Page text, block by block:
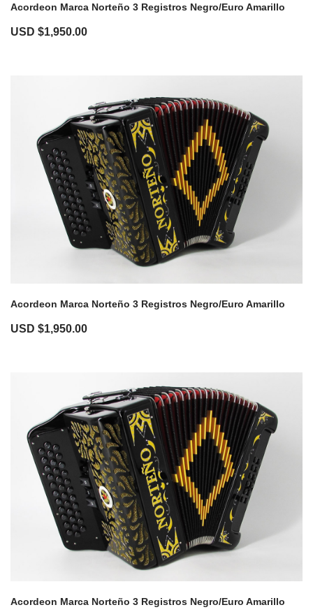
Acordeon Marca Norteño 3 Registros Negro/Euro Amarillo
USD $1,950.00
Acordeon Marca Norteño 3 Registros Negro/Euro Amarillo
USD $1,950.00
Acordeon Marca Norteño 3 Registros Negro/Euro Amarillo